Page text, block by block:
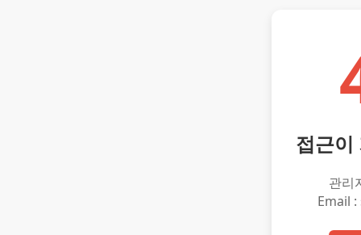
접근이
관리
Email